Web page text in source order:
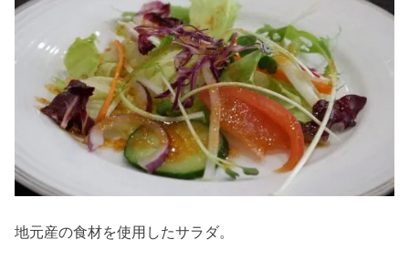
地元産の食材を使用したサラダ。